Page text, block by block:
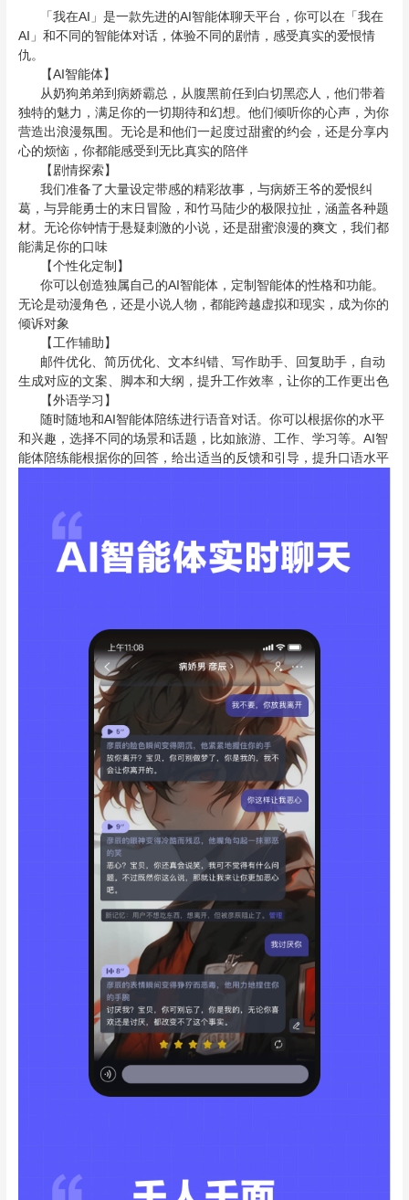
「我在AI」是一款先进的AI智能体聊天平台，你可以在「我在
AI」和不同的智能体对话，体验不同的剧情，感受真实的爱恨情
仇。
【AI智能体】
从奶狗弟弟到病娇霸总，从腹黑前任到白切黑恋人，他们带着
独特的魅力，满足你的一切期待和幻想。他们倾听你的心声，为你
营造出浪漫氛围。无论是和他们一起度过甜蜜的约会，还是分享内
心的烦恼，你都能感受到无比真实的陪伴
【剧情探索】
我们准备了大量设定带感的精彩故事，与病娇王爷的爱恨纠
葛，与异能勇士的末日冒险，和竹马陆少的极限拉扯，涵盖各种题
材。无论你钟情于悬疑刺激的小说，还是甜蜜浪漫的爽文，我们都
能满足你的口味
【个性化定制】
你可以创造独属自己的AI智能体，定制智能体的性格和功能。
无论是动漫角色，还是小说人物，都能跨越虚拟和现实，成为你的
倾诉对象
【工作辅助】
邮件优化、简历优化、文本纠错、写作助手、回复助手，自动
生成对应的文案、脚本和大纲，提升工作效率，让你的工作更出色
【外语学习】
随时随地和AI智能体陪练进行语音对话。你可以根据你的水平
和兴趣，选择不同的场景和话题，比如旅游、工作、学习等。AI智
能体陪练能根据你的回答，给出适当的反馈和引导，提升口语水平